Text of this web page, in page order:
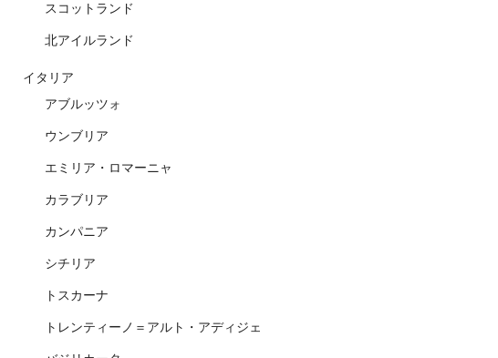
スコットランド
北アイルランド
イタリア
アブルッツォ
ウンブリア
エミリア・ロマーニャ
カラブリア
カンパニア
シチリア
トスカーナ
トレンティーノ＝アルト・アディジェ